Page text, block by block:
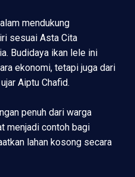
mendukung
sesuai Asta Cita
Budidaya ikan lele ini
ekonomi, tetapi juga dari
Aiptu Chafid.
penuh dari warga
menjadi contoh bagi
lahan kosong secara